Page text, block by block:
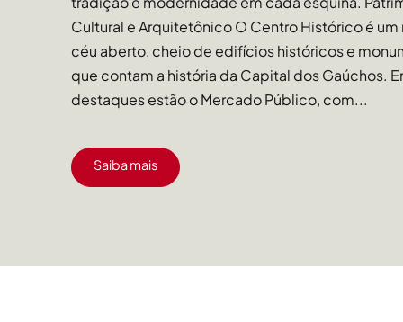
Cultural e Arquitetônico O Centro Histórico é um
céu aberto, cheio de edifícios históricos e
que contam a história da Capital dos Gaúchos.
destaques estão o Mercado Público, com...
Saiba mais